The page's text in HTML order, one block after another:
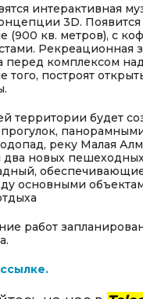
интерактивная
3D. Появится
(900 кв. метров), с
Рекреационная
перед комплексом
того, построят
территории будет
реку Малая
два новых
основными
работ